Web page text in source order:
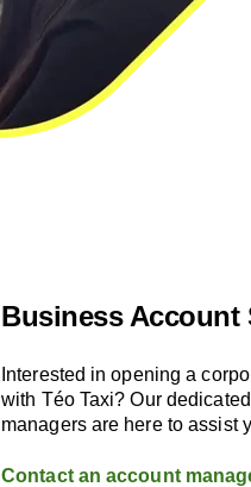
Business Account
Interested in opening a
with Téo Taxi? Our
managers are here to assist
Contact an account